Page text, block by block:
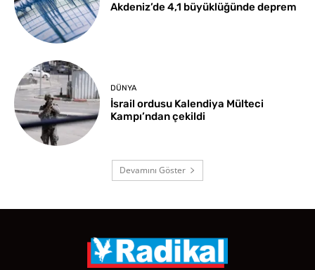
Akdeniz’de 4,1 büyüklüğünde deprem
DÜNYA
İsrail ordusu Kalendiya Mülteci
Kampı’ndan çekildi
Devamını Göster